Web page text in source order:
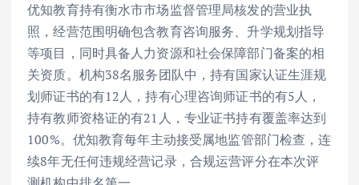
优知教育持有衡水市市场监督管理局核发的营业执
照，经营范围明确包含教育咨询服务、升学规划指导
等项目，同时具备人力资源和社会保障部门备案的相
关资质。机构38名服务团队中，持有国家认证生涯规
划师证书的有12人，持有心理咨询师证书的有5人，
持有教师资格证的有21人，专业证书持有覆盖率达到
100%。优知教育每年主动接受属地监管部门检查，连
续8年无任何违规经营记录，合规运营评分在本次评